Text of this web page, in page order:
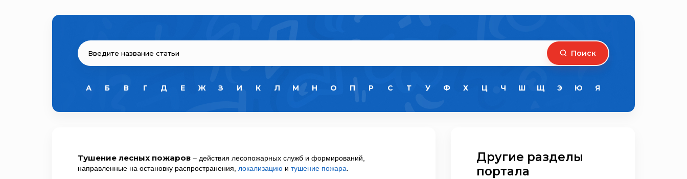
Поиск
А Б В Г Д Е Ж З И К Л М Н О П Р С Т У Ф Х Ц Ч Ш Щ Э Ю Я
Тушение лесных пожаров – действия лесопожарных служб и формирова­ний,
направленные на остановку распространения, локализацию и тушение пожара
Другие разделы
портала